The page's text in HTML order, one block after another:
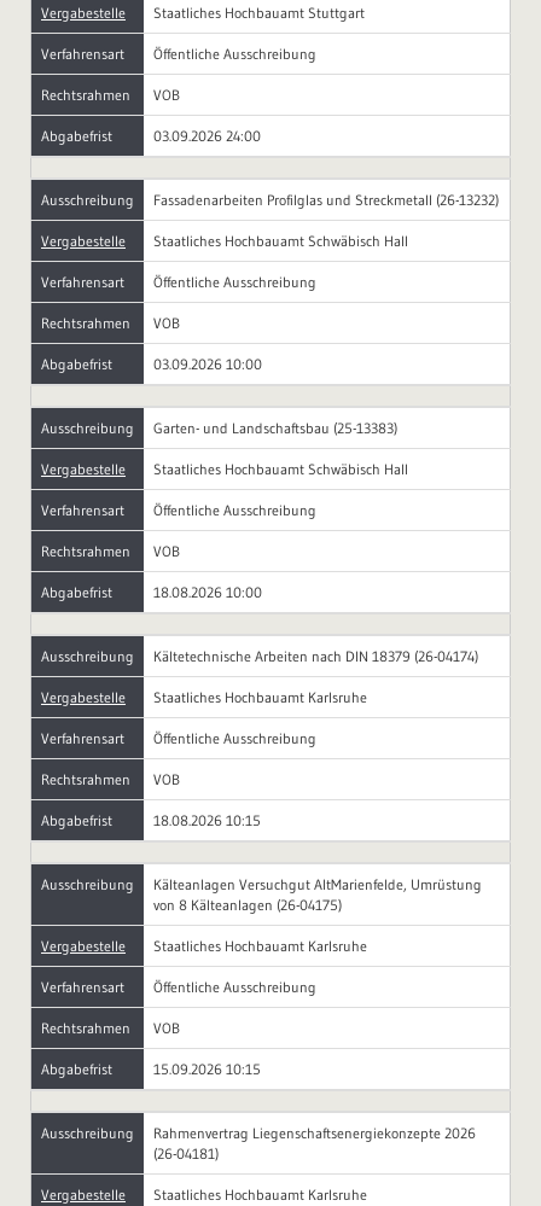
Vergabestelle Staatliches Hochbauamt Stuttgart
Verfahrensart Öffentliche Ausschreibung
Rechtsrahmen VOB
Abgabefrist 03.09.2026 24:00
Ausschreibung Fassadenarbeiten Profilglas und Streckmetall (26-13232)
Vergabestelle Staatliches Hochbauamt Schwäbisch Hall
Verfahrensart Öffentliche Ausschreibung
Rechtsrahmen VOB
Abgabefrist 03.09.2026 10:00
Ausschreibung Garten- und Landschaftsbau (25-13383)
Vergabestelle Staatliches Hochbauamt Schwäbisch Hall
Verfahrensart Öffentliche Ausschreibung
Rechtsrahmen VOB
Abgabefrist 18.08.2026 10:00
Ausschreibung Kältetechnische Arbeiten nach DIN 18379 (26-04174)
Vergabestelle Staatliches Hochbauamt Karlsruhe
Verfahrensart Öffentliche Ausschreibung
Rechtsrahmen VOB
Abgabefrist 18.08.2026 10:15
Ausschreibung
Kälteanlagen Versuchgut AltMarienfelde, Umrüstung
von 8 Kälteanlagen (26-04175)
Vergabestelle Staatliches Hochbauamt Karlsruhe
Verfahrensart Öffentliche Ausschreibung
Rechtsrahmen VOB
Abgabefrist 15.09.2026 10:15
Ausschreibung
Rahmenvertrag Liegenschaftsenergiekonzepte 2026
(26-04181)
Vergabestelle Staatliches Hochbauamt Karlsruhe